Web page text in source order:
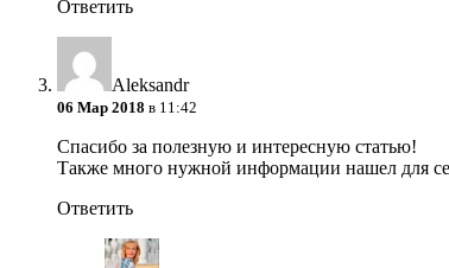
Ответить
Aleksandr
06 Мар 2018 в 11:42
Спасибо за полезную и интересную статью!
Также много нужной информации нашел для
Ответить